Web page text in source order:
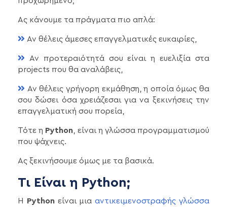
Ας κάνουμε τα πράγματα πιο απλά:
Αν θέλεις άμεσες επαγγελματικές ευκαιρίες,
Αν προτεραιότητά σου είναι η ευελιξία στα
projects που θα αναλάβεις,
Αν θέλεις γρήγορη εκμάθηση, η οποία όμως θα
σου δώσει όσα χρειάζεσαι για να ξεκινήσεις την
επαγγελματική σου πορεία,
Τότε η Python , είναι η γλώσσα προγραμματισμού
που ψάχνεις.
Ας ξεκινήσουμε όμως με τα βασικά.
Τι Είναι η Python;
Η Pythonείναι μιααντικειμενοστραφής γλώσσα